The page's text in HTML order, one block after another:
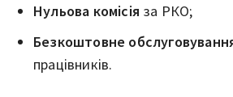
Нульова комісія за РКО;
Безкоштовне
працівників.